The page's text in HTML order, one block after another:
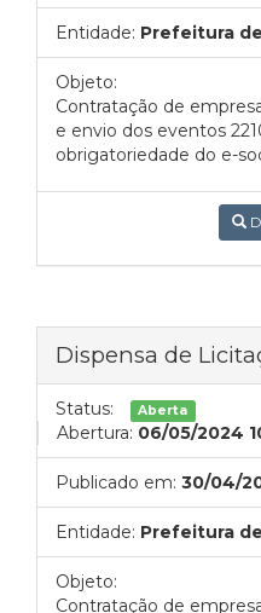
Entidade: Prefeitura
Objeto:
Contratação de
e envio dos eventos
obrigatoriedade do e-
Dispensa de
Status: Aberta
Abertura: 06/05/2024
Publicado em: 30/04/
Entidade: Prefeitura
Objeto:
Contratação de